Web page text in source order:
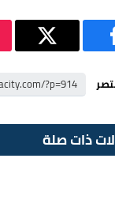
ذات صلة